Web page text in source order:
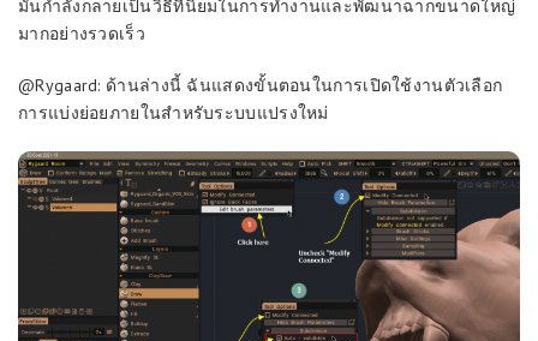
มันกำลังกลายเป็นวิธีที่นิยมในการทำงานและพัฒนาฉากขนาดใหญ่
มากอย่างรวดเร็ว
@Rygaard: ด้านล่างนี้ ฉันแสดงขั้นตอนในการเปิดใช้งานตัวเลือก
การแบ่งย่อยภายในสำหรับระบบแปรงใหม่